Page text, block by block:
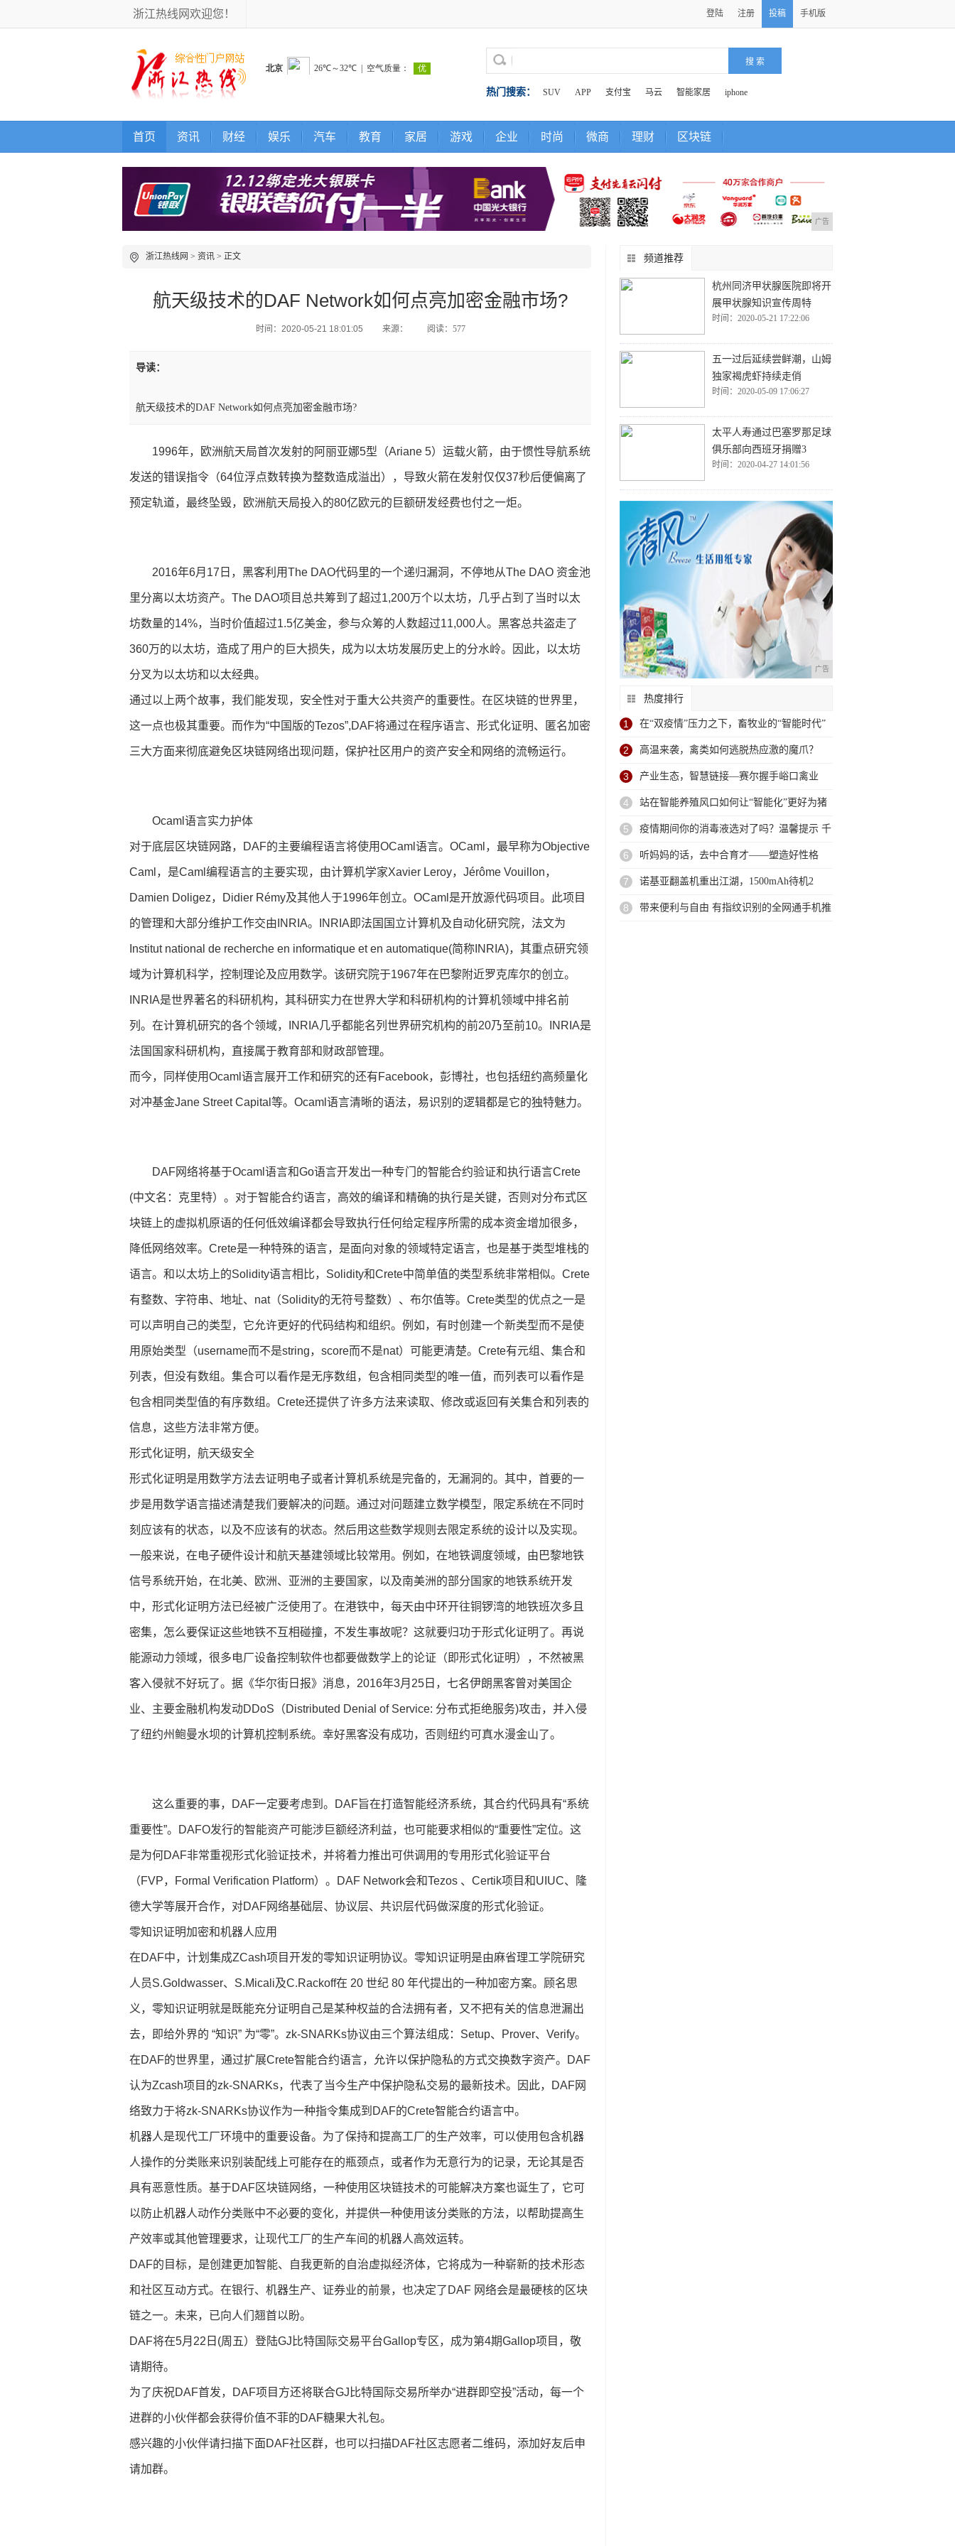
浙江热线网欢迎您！ 登陆 注册 投稿 手机版
热门搜索： SUV APP 支付宝 马云 智能家居 iphone
首页 资讯 财经 娱乐 汽车 教育 家居 游戏 企业 时尚 微商 理财 区块链
广告
浙江热线网 > 资讯 > 正文
航天级技术的DAF Network如何点亮加密金融市场?
时间：2020-05-21 18:01:05 来源： 阅读：577
导读：
航天级技术的DAF Network如何点亮加密金融市场?
1996年，欧洲航天局首次发射的阿丽亚娜5型（Ariane 5）运载火箭，由于惯性导航系统
发送的错误指令（64位浮点数转换为整数造成溢出），导致火箭在发射仅仅37秒后便偏离了
预定轨道，最终坠毁，欧洲航天局投入的80亿欧元的巨额研发经费也付之一炬。
2016年6月17日，黑客利用The DAO代码里的一个递归漏洞，不停地从The DAO 资金池
里分离以太坊资产。The DAO项目总共筹到了超过1,200万个以太坊，几乎占到了当时以太
坊数量的14%，当时价值超过1.5亿美金，参与众筹的人数超过11,000人。黑客总共盗走了
360万的以太坊，造成了用户的巨大损失，成为以太坊发展历史上的分水岭。因此，以太坊
分叉为以太坊和以太经典。
通过以上两个故事，我们能发现，安全性对于重大公共资产的重要性。在区块链的世界里，
这一点也极其重要。而作为“中国版的Tezos”,DAF将通过在程序语言、形式化证明、匿名加密
三大方面来彻底避免区块链网络出现问题，保护社区用户的资产安全和网络的流畅运行。
Ocaml语言实力护体
对于底层区块链网路，DAF的主要编程语言将使用OCaml语言。OCaml，最早称为Objective
Caml，是Caml编程语言的主要实现，由计算机学家Xavier Leroy，Jérôme Vouillon，
Damien Doligez，Didier Rémy及其他人于1996年创立。OCaml是开放源代码项目。此项目
的管理和大部分维护工作交由INRIA。INRIA即法国国立计算机及自动化研究院，法文为
Institut national de recherche en informatique et en automatique(简称INRIA)，其重点研究领
域为计算机科学，控制理论及应用数学。该研究院于1967年在巴黎附近罗克库尔的创立。
INRIA是世界著名的科研机构，其科研实力在世界大学和科研机构的计算机领域中排名前
列。在计算机研究的各个领域，INRIA几乎都能名列世界研究机构的前20乃至前10。INRIA是
法国国家科研机构，直接属于教育部和财政部管理。
而今，同样使用Ocaml语言展开工作和研究的还有Facebook，彭博社，也包括纽约高频量化
对冲基金Jane Street Capital等。Ocaml语言清晰的语法，易识别的逻辑都是它的独特魅力。
DAF网络将基于Ocaml语言和Go语言开发出一种专门的智能合约验证和执行语言Crete
(中文名：克里特）。对于智能合约语言，高效的编译和精确的执行是关键，否则对分布式区
块链上的虚拟机原语的任何低效编译都会导致执行任何给定程序所需的成本资金增加很多，
降低网络效率。Crete是一种特殊的语言，是面向对象的领域特定语言，也是基于类型堆栈的
语言。和以太坊上的Solidity语言相比，Solidity和Crete中简单值的类型系统非常相似。Crete
有整数、字符串、地址、nat（Solidity的无符号整数）、布尔值等。Crete类型的优点之一是
可以声明自己的类型，它允许更好的代码结构和组织。例如，有时创建一个新类型而不是使
用原始类型（username而不是string，score而不是nat）可能更清楚。Crete有元组、集合和
列表，但没有数组。集合可以看作是无序数组，包含相同类型的唯一值，而列表可以看作是
包含相同类型值的有序数组。Crete还提供了许多方法来读取、修改或返回有关集合和列表的
信息，这些方法非常方便。
形式化证明，航天级安全
形式化证明是用数学方法去证明电子或者计算机系统是完备的，无漏洞的。其中，首要的一
步是用数学语言描述清楚我们要解决的问题。通过对问题建立数学模型，限定系统在不同时
刻应该有的状态，以及不应该有的状态。然后用这些数学规则去限定系统的设计以及实现。
一般来说，在电子硬件设计和航天基建领域比较常用。例如，在地铁调度领域，由巴黎地铁
信号系统开始，在北美、欧洲、亚洲的主要国家，以及南美洲的部分国家的地铁系统开发
中，形式化证明方法已经被广泛使用了。在港铁中，每天由中环开往铜锣湾的地铁班次多且
密集，怎么要保证这些地铁不互相碰撞，不发生事故呢？这就要归功于形式化证明了。再说
能源动力领域，很多电厂设备控制软件也都要做数学上的论证（即形式化证明），不然被黑
客入侵就不好玩了。据《华尔街日报》消息，2016年3月25日，七名伊朗黑客曾对美国企
业、主要金融机构发动DDoS（Distributed Denial of Service: 分布式拒绝服务)攻击，并入侵
了纽约州鲍曼水坝的计算机控制系统。幸好黑客没有成功，否则纽约可真水漫金山了。
这么重要的事，DAF一定要考虑到。DAF旨在打造智能经济系统，其合约代码具有“系统
重要性”。DAFO发行的智能资产可能涉巨额经济利益，也可能要求相似的“重要性”定位。这
是为何DAF非常重视形式化验证技术，并将着力推出可供调用的专用形式化验证平台
（FVP，Formal Verification Platform）。DAF Network会和Tezos 、Certik项目和UIUC、隆
德大学等展开合作，对DAF网络基础层、协议层、共识层代码做深度的形式化验证。
零知识证明加密和机器人应用
在DAF中，计划集成ZCash项目开发的零知识证明协议。零知识证明是由麻省理工学院研究
人员S.Goldwasser、S.Micali及C.Rackoff在 20 世纪 80 年代提出的一种加密方案。顾名思
义，零知识证明就是既能充分证明自己是某种权益的合法拥有者，又不把有关的信息泄漏出
去，即给外界的 “知识” 为“零”。zk-SNARKs协议由三个算法组成：Setup、Prover、Verify。
在DAF的世界里，通过扩展Crete智能合约语言，允许以保护隐私的方式交换数字资产。DAF
认为Zcash项目的zk-SNARKs，代表了当今生产中保护隐私交易的最新技术。因此，DAF网
络致力于将zk-SNARKs协议作为一种指令集成到DAF的Crete智能合约语言中。
机器人是现代工厂环境中的重要设备。为了保持和提高工厂的生产效率，可以使用包含机器
人操作的分类账来识别装配线上可能存在的瓶颈点，或者作为无意行为的记录，无论其是否
具有恶意性质。基于DAF区块链网络，一种使用区块链技术的可能解决方案也诞生了，它可
以防止机器人动作分类账中不必要的变化，并提供一种使用该分类账的方法，以帮助提高生
产效率或其他管理要求，让现代工厂的生产车间的机器人高效运转。
DAF的目标，是创建更加智能、自我更新的自治虚拟经济体，它将成为一种崭新的技术形态
和社区互动方式。在银行、机器生产、证券业的前景，也决定了DAF 网络会是最硬核的区块
链之一。未来，已向人们翘首以盼。
DAF将在5月22日(周五）登陆GJ比特国际交易平台Gallop专区，成为第4期Gallop项目，敬
请期待。
为了庆祝DAF首发，DAF项目方还将联合GJ比特国际交易所举办“进群即空投”活动，每一个
进群的小伙伴都会获得价值不菲的DAF糖果大礼包。
感兴趣的小伙伴请扫描下面DAF社区群，也可以扫描DAF社区志愿者二维码，添加好友后申
请加群。
频道推荐
杭州同济甲状腺医院即将开
展甲状腺知识宣传周特
时间：2020-05-21 17:22:06
五一过后延续尝鲜潮，山姆
独家褐虎虾持续走俏
时间：2020-05-09 17:06:27
太平人寿通过巴塞罗那足球
俱乐部向西班牙捐赠3
时间：2020-04-27 14:01:56
广告
热度排行
1 在“双疫情”压力之下，畜牧业的“智能时代”
2 高温来袭，禽类如何逃脱热应激的魔爪？
3 产业生态，智慧链接—赛尔握手峪口禽业
4 站在智能养殖风口如何让“智能化”更好为猪
场
5 疫情期间你的消毒液选对了吗？温馨提示 千
万
6 听妈妈的话，去中合育才——塑造好性格
7 诺基亚翻盖机重出江湖，1500mAh待机2
8 带来便利与自由 有指纹识别的全网通手机推